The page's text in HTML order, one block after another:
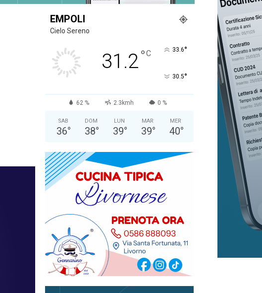
EMPOLI
Cielo Sereno
31.2°C 33.6°
30.5°
62 % 2.3kmh 0 %
SAB
36°
DOM
38°
LUN
39°
MAR
39°
MER
40°